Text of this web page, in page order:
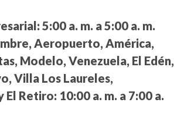
5:00 a. m. a 5:00 a. m.
Aeropuerto, América,
Modelo, Venezuela, El Edén,
Villa Los Laureles,
El Retiro: 10:00 a. m. a 7:00 a.